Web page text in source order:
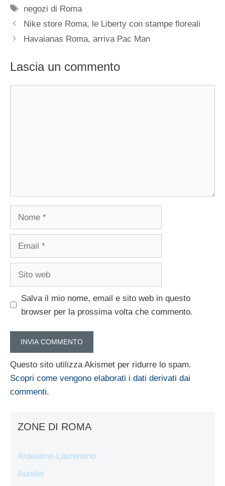
Tag
negozi di Roma
Nike store Roma, le Liberty con stampe floreali
Havaianas Roma, arriva Pac Man
Lascia un commento
Salva il mio nome, email e sito web in questo
browser per la prossima volta che commento.
Questo sito utilizza Akismet per ridurre lo spam.
Scopri come vengono elaborati i dati derivati dai
commenti.
ZONE DI ROMA
Ardeatino-Laurentino
Aurelio